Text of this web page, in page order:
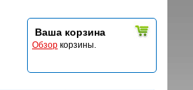
Ваша корзина
Обзор корзины.